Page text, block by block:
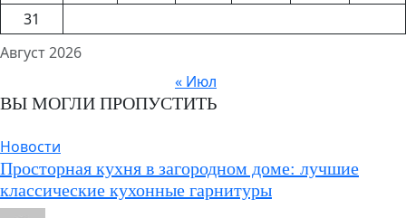
Август 2026
31
« Июл
ВЫ МОГЛИ ПРОПУСТИТЬ
Новости
Просторная кухня в загородном доме: лучшие
классические кухонные гарнитуры